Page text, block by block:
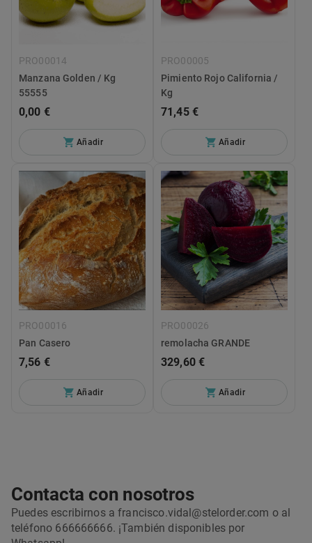
PRO00014
Manzana Golden / Kg
55555
0,00 €
Añadir
PRO00005
Pimiento Rojo California /
Kg
71,45 €
Añadir
PRO00016
Pan Casero
7,56 €
Añadir
PRO00026
remolacha GRANDE
329,60 €
Añadir
Contacta con nosotros
Puedes escribirnos a francisco.vidal@stelorder.com o al
teléfono 666666666. ¡También disponibles por